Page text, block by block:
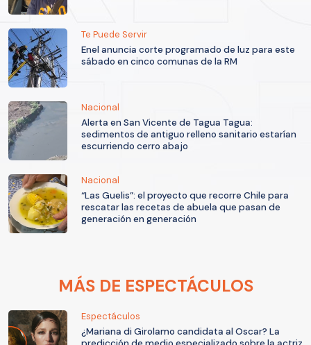
Te Puede Servir
Enel anuncia corte programado de luz para este
sábado en cinco comunas de la RM
Nacional
Alerta en San Vicente de Tagua Tagua:
sedimentos de antiguo relleno sanitario estarían
escurriendo cerro abajo
Nacional
“Las Guelis”: el proyecto que recorre Chile para
rescatar las recetas de abuela que pasan de
generación en generación
MÁS DE ESPECTÁCULOS
Espectáculos
¿Mariana di Girolamo candidata al Oscar? La